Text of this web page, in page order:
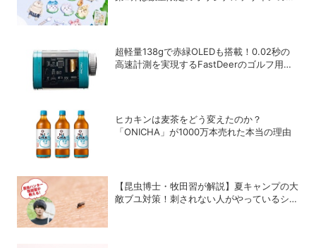
超軽量138gで赤緑OLEDも搭載！0.02秒の
高速計測を実現するFastDeerのゴルフ用レ
ヒカキンは麦茶をどう変えたのか？
「ONICHA」が1000万本売れた本当の理由
【昆虫博士・牧田習が解説】夏キャンプの大
敵ブユ対策！刺されない人がやっているシン